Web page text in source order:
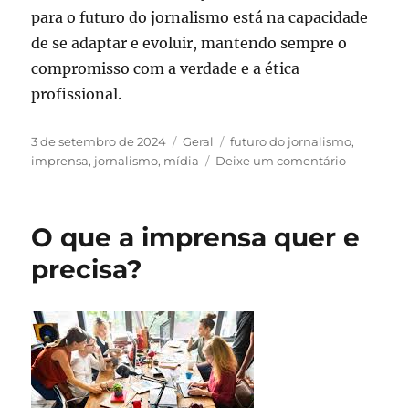
para o futuro do jornalismo está na capacidade
de se adaptar e evoluir, mantendo sempre o
compromisso com a verdade e a ética
profissional.
Publicado
em
3 de setembro de 2024 Categorias
Geral Tags
futuro do jornalismo,
imprensa, jornalismo, mídia Deixe um comentárioem
Tempos
O que a imprensa quer e
precisa?